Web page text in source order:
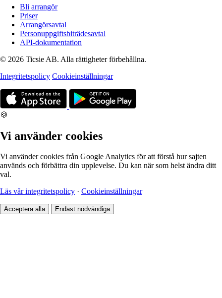
Bli arrangör
Priser
Arrangörsavtal
Personuppgiftsbiträdesavtal
API-dokumentation
© 2026 Ticsie AB. Alla rättigheter förbehållna.
Integritetspolicy Cookieinställningar
🍪
Vi använder cookies
Vi använder cookies från Google Analytics för att förstå hur sajten
används och förbättra din upplevelse. Du kan när som helst ändra ditt
val.
Läs vår integritetspolicy · Cookieinställningar
Acceptera alla Endast nödvändiga